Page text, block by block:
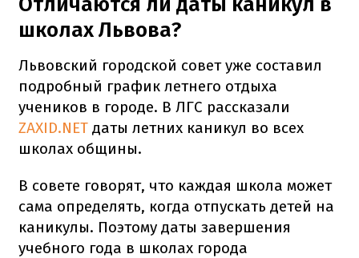
школах Львова?
Львовский городской совет уже составил
подробный график летнего отдыха
учеников в городе. В ЛГС рассказали
ZAXID.NET даты летних каникул во всех
школах общины.
В совете говорят, что каждая школа может
сама определять, когда отпускать детей на
каникулы. Поэтому даты завершения
учебного года в школах города